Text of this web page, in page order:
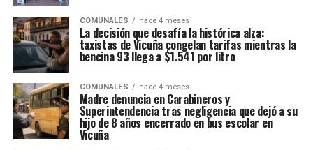
COMUNALES hace 4 meses
La decisión que desafía la histórica alza:
taxistas de Vicuña congelan tarifas mientras la
bencina 93 llega a $1.541 por litro
COMUNALES hace 4 meses
Madre denuncia en Carabineros y
Superintendencia tras negligencia que dejó a su
hijo de 8 años encerrado en bus escolar en
Vicuña